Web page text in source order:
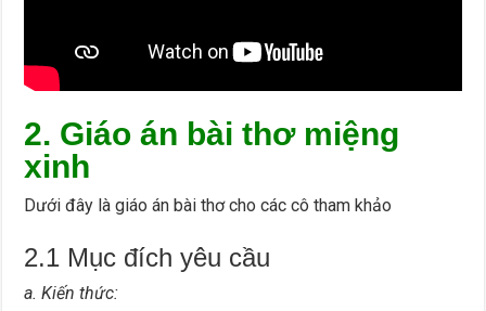
2. Giáo án bài thơ miệng
xinh
Dưới đây là giáo án bài thơ cho các cô tham khảo
2.1 Mục đích yêu cầu
a. Kiến thức: